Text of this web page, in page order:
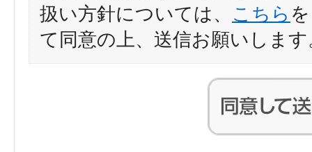
扱い方針については、 こちら
て同意の上、送信お願いします